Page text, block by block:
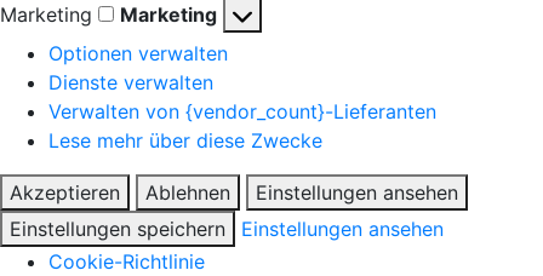
Marketing
Marketing
Optionen verwalten
Dienste verwalten
Verwalten von {vendor_count}-Lieferanten
Lese mehr über diese Zwecke
Akzeptieren Ablehnen
Einstellungen ansehen
Einstellungen speichern
Einstellungen ansehen
Cookie-Richtlinie